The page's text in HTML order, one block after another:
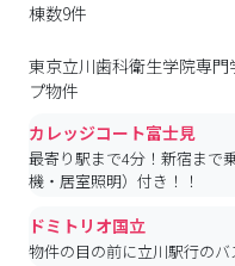
棟数9件
東京立川歯科衛生学院専門
プ物件
カレッジコート富士見
最寄り駅まで4分！新宿まで
機・居室照明）付き！！
ドミトリオ国立
物件の目の前に立川駅行の